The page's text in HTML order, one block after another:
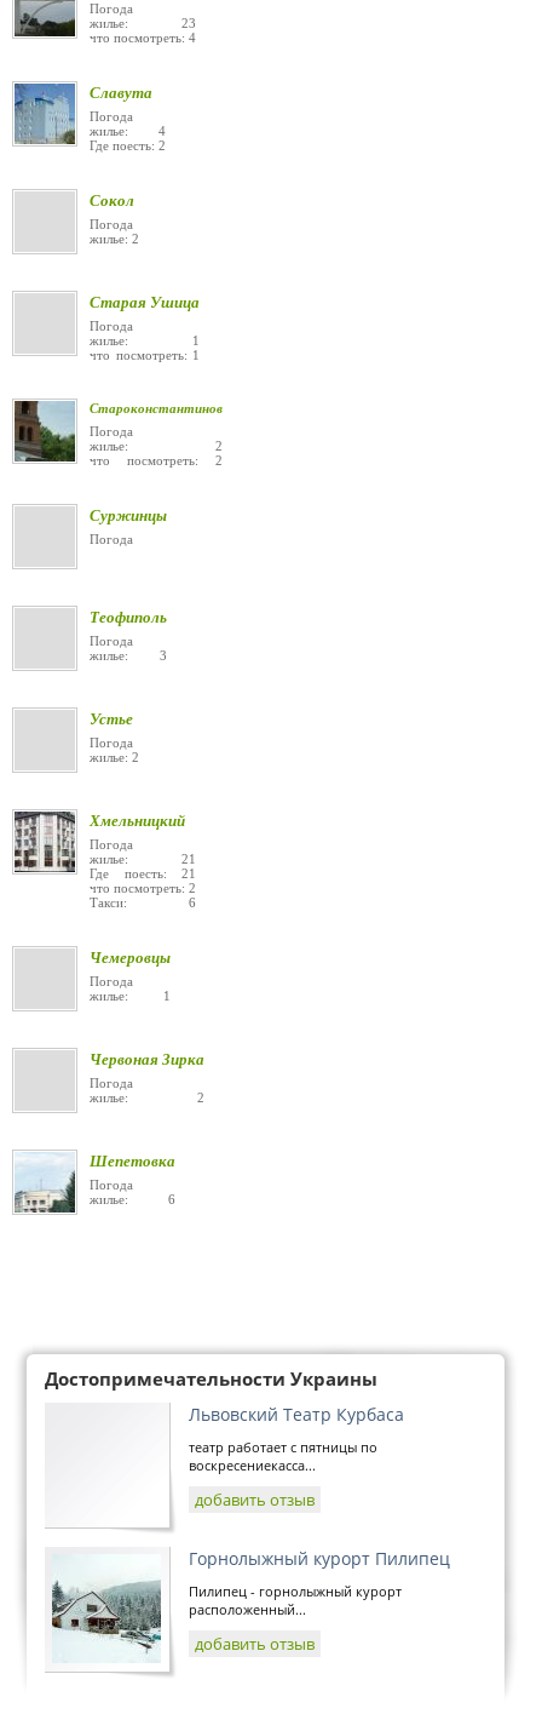
Погода
жилье: 23
что посмотреть: 4
Славута
Погода
жилье: 4
Где поесть: 2
Сокол
Погода
жилье: 2
Старая Ушица
Погода
жилье: 1
что посмотреть: 1
Староконстантинов
Погода
жилье: 2
что посмотреть: 2
Суржинцы
Погода
Теофиполь
Погода
жилье: 3
Устье
Погода
жилье: 2
Хмельницкий
Погода
жилье: 21
Где поесть: 21
что посмотреть: 2
Такси: 6
Чемеровцы
Погода
жилье: 1
Червоная Зирка
Погода
жилье: 2
Шепетовка
Погода
жилье: 6
Достопримечательности Украины
Львовский Театр Курбаса
театр работает с пятницы по
воскресениекасса...
добавить отзыв
Горнолыжный курорт Пилипец
Пилипец - горнолыжный курорт
расположенный...
добавить отзыв